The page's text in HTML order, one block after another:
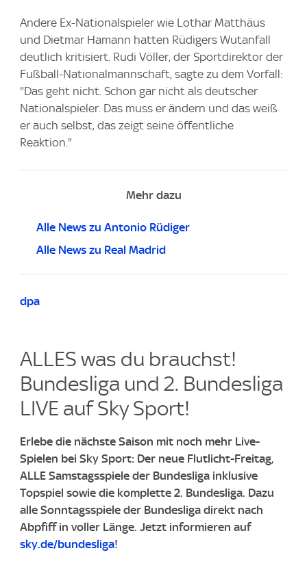
Andere Ex-Nationalspieler wie Lothar Matthäus
und Dietmar Hamann hatten Rüdigers Wutanfall
deutlich kritisiert. Rudi Völler, der Sportdirektor der
Fußball-Nationalmannschaft, sagte zu dem Vorfall:
"Das geht nicht. Schon gar nicht als deutscher
Nationalspieler. Das muss er ändern und das weiß
er auch selbst, das zeigt seine öffentliche
Reaktion."
Mehr dazu
Alle News zu Antonio Rüdiger
Alle News zu Real Madrid
dpa
ALLES was du brauchst!
Bundesliga und 2. Bundesliga
LIVE auf Sky Sport!
Erlebe die nächste Saison mit noch mehr Live-
Spielen bei Sky Sport: Der neue Flutlicht-Freitag,
ALLE Samstagsspiele der Bundesliga inklusive
Topspiel sowie die komplette 2. Bundesliga. ​Dazu
alle Sonntagsspiele der Bundesliga direkt nach
Abpfiff in voller Länge. ​Jetzt informieren auf
sky.de/bundesliga!